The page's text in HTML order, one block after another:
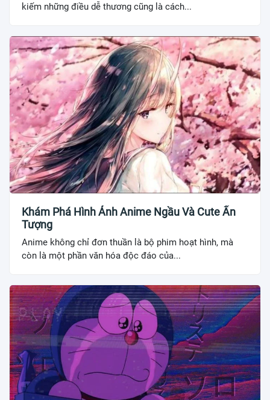
kiếm những điều dễ thương cũng là cách...
Khám Phá Hình Ảnh Anime Ngầu Và Cute Ấn
Tượng
Anime không chỉ đơn thuần là bộ phim hoạt hình, mà
còn là một phần văn hóa độc đáo của...